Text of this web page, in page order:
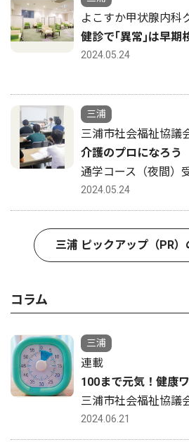
よこすか甲状腺内科
健診で｢異常｣は早期
2024.05.24
三浦
三浦市社会福祉協議
介護のプロになろう
通学コース（夜間）
2024.05.24
三浦 ピックアップ（PR
コラム
三浦
連載
100まで元気！健康
三浦市社会福祉協
2024.06.21